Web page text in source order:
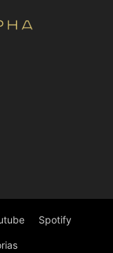
Spotify